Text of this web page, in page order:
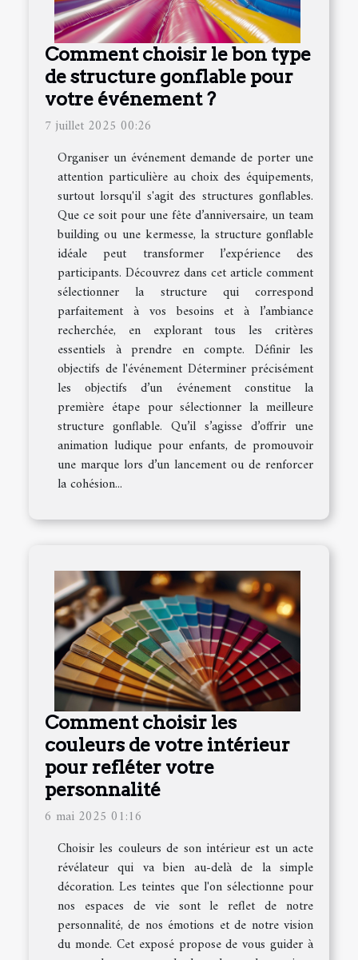
Comment choisir le bon type
de structure gonflable pour
votre événement ?
7 juillet 2025 00:26
Organiser un événement demande de porter une
attention particulière au choix des équipements,
surtout lorsqu'il s'agit des structures gonflables.
Que ce soit pour une fête d’anniversaire, un team
building ou une kermesse, la structure gonflable
idéale peut transformer l’expérience des
participants. Découvrez dans cet article comment
sélectionner la structure qui correspond
parfaitement à vos besoins et à l’ambiance
recherchée, en explorant tous les critères
essentiels à prendre en compte. Définir les
objectifs de l'événement Déterminer précisément
les objectifs d’un événement constitue la
première étape pour sélectionner la meilleure
structure gonflable. Qu’il s’agisse d’offrir une
animation ludique pour enfants, de promouvoir
une marque lors d’un lancement ou de renforcer
la cohésion...
Comment choisir les
couleurs de votre intérieur
pour refléter votre
personnalité
6 mai 2025 01:16
Choisir les couleurs de son intérieur est un acte
révélateur qui va bien au-delà de la simple
décoration. Les teintes que l'on sélectionne pour
nos espaces de vie sont le reflet de notre
personnalité, de nos émotions et de notre vision
du monde. Cet exposé propose de vous guider à